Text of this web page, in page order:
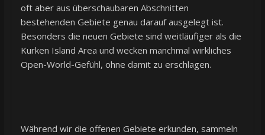
oft aber aus überschaubaren Abschnitten
bestehenden Gebiete genau darauf ausgelegt ist.
Besonders die neuen Gebiete sind weitläufiger als die
Kurken Island Area und wecken manchmal wirkliches
Open-World-Gefühl, ohne damit zu erschlagen.
Während wir die offenen Gebiete erkunden, sammeln